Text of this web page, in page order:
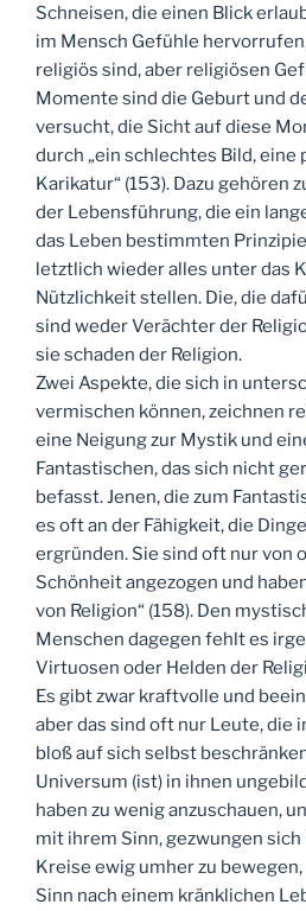
Schneisen, die einen Blick
im Mensch Gefühle
religiös sind, aber religiösen
Momente sind die Geburt und
versucht, die Sicht auf diese
durch „ein schlechtes Bild, eine
Karikatur“ (153). Dazu gehören
der Lebensführung, die ein
das Leben bestimmten
letztlich wieder alles unter das
Nützlichkeit stellen. Die, die
sind weder Verächter der
sie schaden der Religion.
Zwei Aspekte, die sich in
vermischen können, zeichnen
eine Neigung zur Mystik und
Fantastischen, das sich nicht
befasst. Jenen, die zum
es oft an der Fähigkeit, die
ergründen. Sie sind oft nur von
Schönheit angezogen und
von Religion“ (158). Den
Menschen dagegen fehlt es
Virtuosen oder Helden der
Es gibt zwar kraftvolle und
aber das sind oft nur Leute, die
bloß auf sich selbst
Universum (ist) in ihnen
haben zu wenig anzuschauen,
mit ihrem Sinn, gezwungen
Kreise ewig umher zu
Sinn nach einem kränklichen